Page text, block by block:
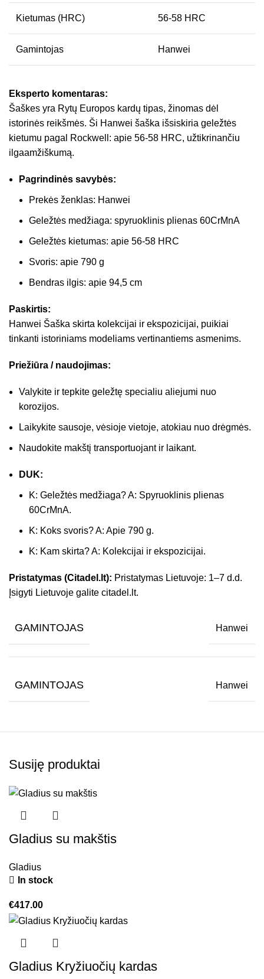
Kietumas (HRC) 56-58 HRC
Gamintojas Hanwei
Eksperto komentaras:
Šaškes yra Rytų Europos kardų tipas, žinomas dėl
istorinės reikšmės. Ši Hanwei šaška išsiskiria geležtės
kietumu pagal Rockwell: apie 56-58 HRC, užtikrinančiu
ilgaamžiškumą.
Pagrindinės savybės:
Prekės ženklas: Hanwei
Geležtės medžiaga: spyruoklinis plienas 60CrMnA
Geležtės kietumas: apie 56-58 HRC
Svoris: apie 790 g
Bendras ilgis: apie 94,5 cm
Paskirtis:
Hanwei Šaška skirta kolekcijai ir ekspozicijai, puikiai
tinkanti istoriniams modeliams vertinantiems asmenims.
Priežiūra / naudojimas:
Valykite ir tepkite geležtę specialiu aliejumi nuo
korozijos.
Laikykite sausoje, vėsioje vietoje, atokiau nuo drėgmės.
Naudokite makštį transportuojant ir laikant.
DUK:
K: Geležtės medžiaga? A: Spyruoklinis plienas
60CrMnA.
K: Koks svoris? A: Apie 790 g.
K: Kam skirta? A: Kolekcijai ir ekspozicijai.
Pristatymas (Citadel.lt): Pristatymas Lietuvoje: 1–7 d.d.
Įsigyti Lietuvoje galite citadel.lt.
GAMINTOJAS Hanwei
GAMINTOJAS Hanwei
Susiję produktai
Gladius su makštis
Gladius
In stock
€417.00
Gladius Kryžiuočių kardas